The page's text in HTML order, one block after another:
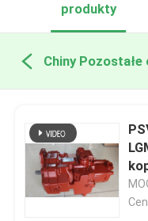
produkty
Chiny